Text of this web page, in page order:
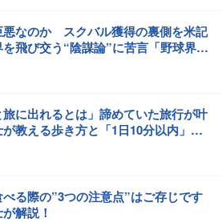
悪なのか スクバル獲得の裏側を米記
飛び交う“陰謀論”に苦言「野球界が
ない」
旅に出れるとは」諦めていた旅行が叶
教える歩き方と「1日10分以内」の
べる際の”3つの注意点”はご存じです
解説！